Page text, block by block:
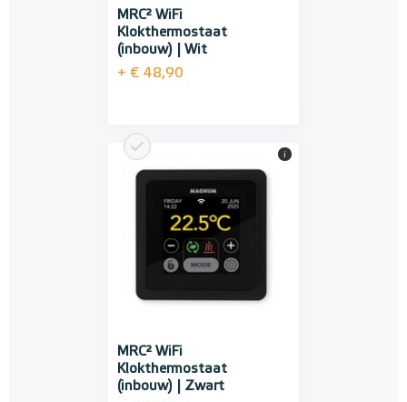
MRC² WiFi
Klokthermostaat
(inbouw) | Wit
+ € 48,90
MRC² WiFi
Klokthermostaat
(inbouw) | Zwart
i